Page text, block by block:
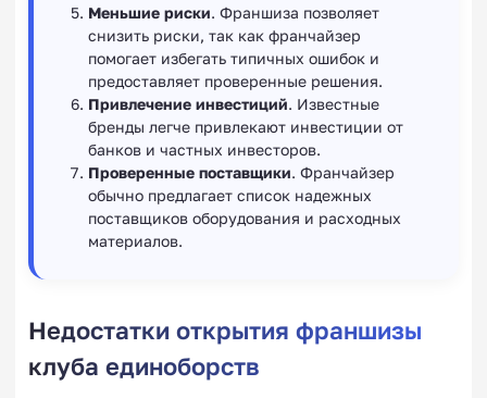
Меньшие риски. Франшиза позволяет
снизить риски, так как франчайзер
помогает избегать типичных ошибок и
предоставляет проверенные решения.
Привлечение инвестиций. Известные
бренды легче привлекают инвестиции от
банков и частных инвесторов.
Проверенные поставщики. Франчайзер
обычно предлагает список надежных
поставщиков оборудования и расходных
материалов.
Недостатки открытия франшизы
клуба единоборств